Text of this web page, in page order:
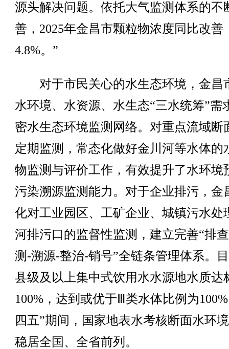
源头解决问题。依托大气监测体系的不
善，2025年金昌市颗粒物浓度同比改善
4.8%。”
对于市民关心的水生态环境，金昌
水环境、水资源、水生态“三水统筹”需
密水生态环境监测网络。对重点流域断
定期监测，常态化做好金川河等水体的
物监测与评价工作，有效提升了水环境
污染溯源监测能力。对于企业排污，金
化对工业园区、工矿企业、城镇污水处
河排污口的监督性监测，建立完善“排
测-溯源-整治-销号”全链条管理体系。
县级及以上集中式饮用水水源地水质达
100%，达到或优于Ⅲ类水体比例为
四五”期间，国家地表水考核断面水环
稳居全国、全省前列。